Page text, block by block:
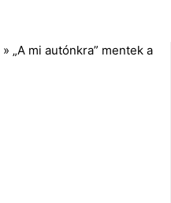
» „A mi autónkra” mentek a